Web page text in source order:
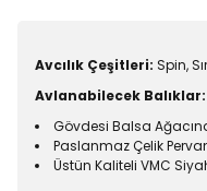
Avcılık Çeşitleri: Spin,
Avlanabilecek Balıklar:
Gövdesi Balsa
Paslanmaz Çelik
Üstün Kaliteli VMC